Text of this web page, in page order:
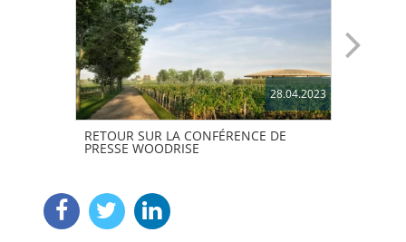
28.04.2023
RETOUR SUR LA CONFÉRENCE DE
PRESSE WOODRISE